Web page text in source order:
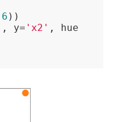
6 ))
, y= 'x2' , hue